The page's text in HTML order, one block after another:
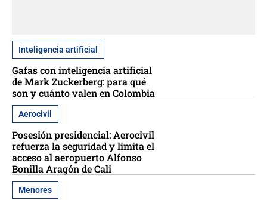
Inteligencia artificial
Gafas con inteligencia artificial
de Mark Zuckerberg: para qué
son y cuánto valen en Colombia
Aerocivil
Posesión presidencial: Aerocivil
refuerza la seguridad y limita el
acceso al aeropuerto Alfonso
Bonilla Aragón de Cali
Menores